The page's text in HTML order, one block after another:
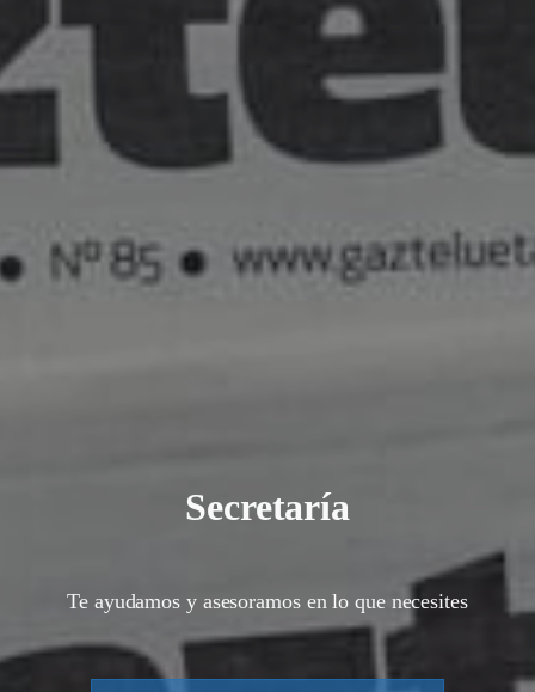
Secretaría
Te ayudamos y asesoramos en lo que necesites